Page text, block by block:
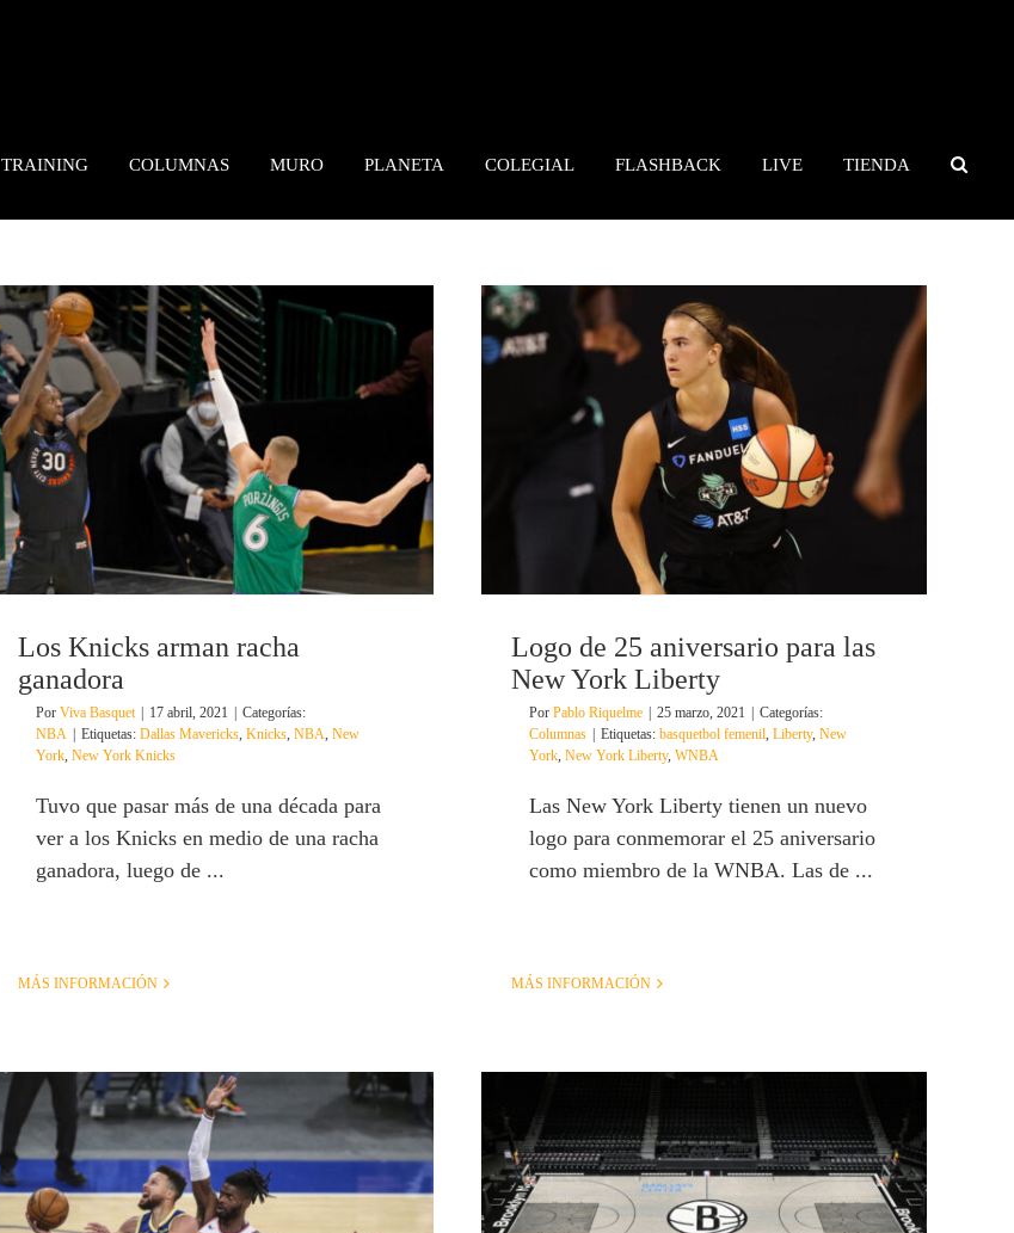
TRAINING COLUMNAS MURO PLANETA COLEGIAL FLASHBACK LIVE TIENDA
Los Knicks arman racha
ganadora
Por Viva Basquet 17 abril, 2021
Categorías:
NBA
Etiquetas: Dallas Mavericks, Knicks, NBA, New
York, New York Knicks
Tuvo que pasar más de una década para
ver a los Knicks en medio de una racha
ganadora, luego de ...
MÁS INFORMACIÓN
Logo de 25 aniversario para las
New York Liberty
Por Pablo Riquelme 25 marzo, 2021
Categorías:
Columnas
Etiquetas: basquetbol femenil, Liberty, New
York, New York Liberty, WNBA
Las New York Liberty tienen un nuevo
logo para conmemorar el 25 aniversario
como miembro de la WNBA. Las de ...
MÁS INFORMACIÓN